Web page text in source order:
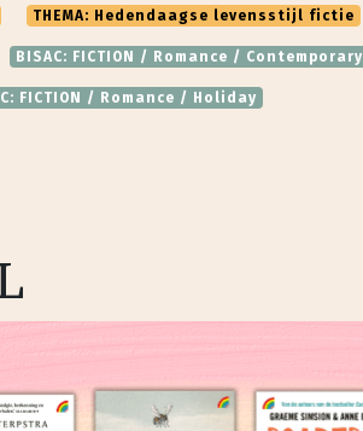
THEMA: Hedendaagse levensstijl fictie
BISAC: FICTION / Romance / Contemporary
FICTION / Romance / Holiday